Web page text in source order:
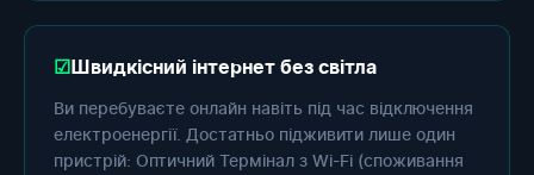
Швидкісний інтернет без світла
Ви перебуваєте онлайн навіть під час відключення
електроенергії. Достатньо підживити лише один
пристрій: Оптичний Термінал з Wi-Fi (споживання